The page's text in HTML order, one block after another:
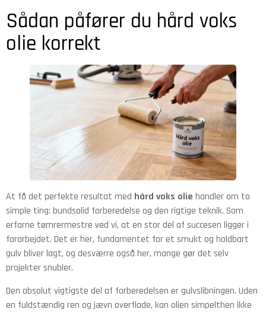
Sådan påfører du hård voks
olie korrekt
At få det perfekte resultat med hård voks olie handler om to
simple ting: bundsolid forberedelse og den rigtige teknik. Som
erfarne tømrermestre ved vi, at en stor del af succesen ligger i
forarbejdet. Det er her, fundamentet for et smukt og holdbart
gulv bliver lagt, og desværre også her, mange gør det selv
projekter snubler.
Den absolut vigtigste del af forberedelsen er gulvslibningen. Uden
en fuldstændig ren og jævn overflade, kan olien simpelthen ikke